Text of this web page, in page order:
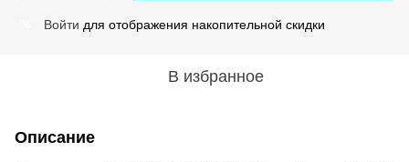
Войти для отображения накопительной скидки
В избранное
Описание